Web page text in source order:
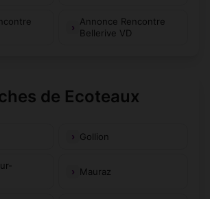
Annonce Rencontre
Bellerive VD
de Ecoteaux
Gollion
Mauraz